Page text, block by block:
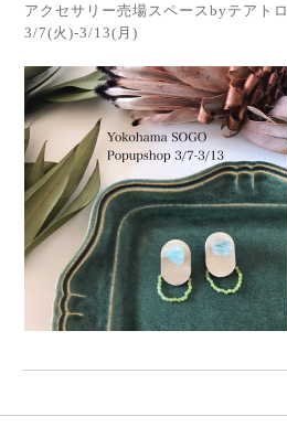
アクセサリー売場スペースbyテアトロ
3/7(火)-3/13(月)